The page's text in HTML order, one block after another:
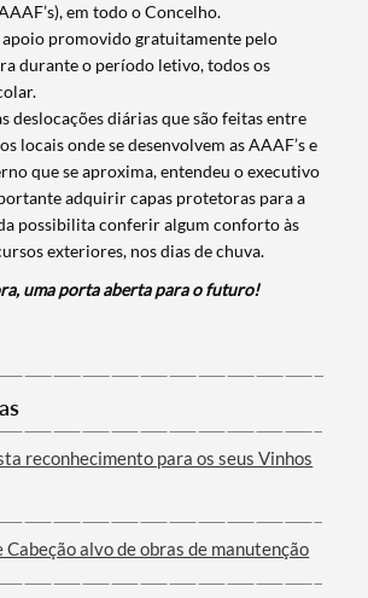
em todo o Concelho.
apoio promovido gratuitamente pelo
durante o período letivo, todos os
deslocações diárias que são feitas entre
locais onde se desenvolvem as AAAF’s e
que se aproxima, entendeu o executivo
adquirir capas protetoras para a
possibilita conferir algum conforto às
exteriores, nos dias de chuva.
uma porta aberta para o futuro!
reconhecimento para os seus Vinhos
Cabeção alvo de obras de manutenção